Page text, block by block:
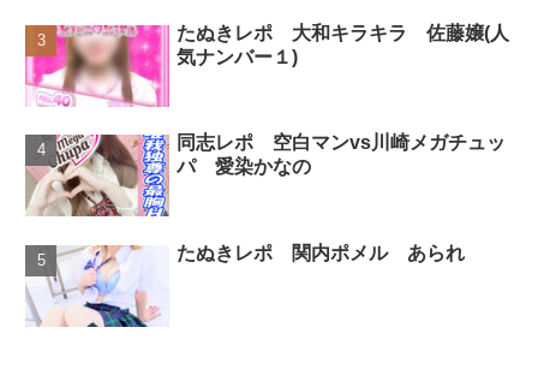
たぬきレポ 大和キラキラ 佐藤嬢(人
気ナンバー１)
同志レポ 空白マンvs川崎メガチュッ
パ 愛染かなの
たぬきレポ 関内ポメル あられ